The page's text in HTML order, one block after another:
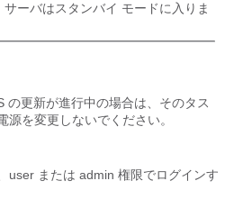
ーバはスタンバイ モードに入りま
の更新が進行中の場合は、そのタス
を変更しないでください。
user または admin 権限でログインす